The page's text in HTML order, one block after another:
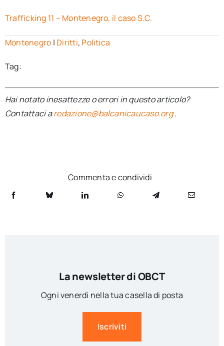
Trafficking 11 – Montenegro, il caso S.C.
Montenegro | Diritti, Politica
Tag:
Hai notato inesattezze o errori in questo articolo?
Contattaci aredazione@balcanicaucaso.org.
Commenta e condividi
La newsletter di OBCT
Ogni venerdì nella tua casella di posta
Iscriviti